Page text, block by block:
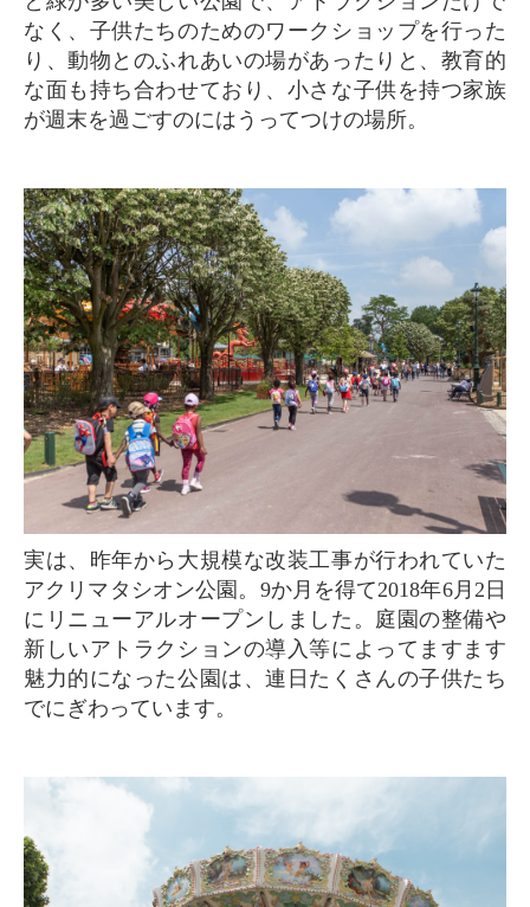
なく、子供たちのためのワークショップを行った
り、動物とのふれあいの場があったりと、教育的
な面も持ち合わせており、小さな子供を持つ家族
が週末を過ごすのにはうってつけの場所。
実は、昨年から大規模な改装工事が行われていた
アクリマタシオン公園。9か月を得て2018年6月2日
にリニューアルオープンしました。庭園の整備や
新しいアトラクションの導入等によってますます
魅力的になった公園は、連日たくさんの子供たち
でにぎわっています。